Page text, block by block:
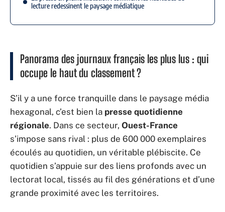
lecture redessinent le paysage médiatique
Panorama des journaux français les plus lus : qui
occupe le haut du classement ?
S’il y a une force tranquille dans le paysage média
hexagonal, c’est bien la presse quotidienne
régionale. Dans ce secteur, Ouest-France
s’impose sans rival : plus de 600 000 exemplaires
écoulés au quotidien, un véritable plébiscite. Ce
quotidien s’appuie sur des liens profonds avec un
lectorat local, tissés au fil des générations et d’une
grande proximité avec les territoires.